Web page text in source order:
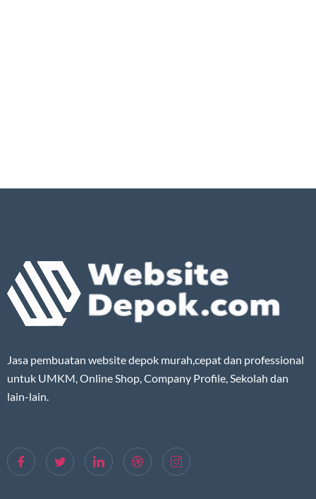
Jasa pembuatan website depok murah,cepat dan professional
untuk UMKM, Online Shop, Company Profile, Sekolah dan
lain-lain.